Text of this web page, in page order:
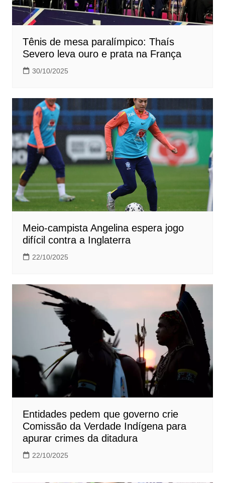
Tênis de mesa paralímpico: Thaís
Severo leva ouro e prata na França
30/10/2025
Meio-campista Angelina espera jogo
difícil contra a Inglaterra
22/10/2025
Entidades pedem que governo crie
Comissão da Verdade Indígena para
apurar crimes da ditadura
22/10/2025